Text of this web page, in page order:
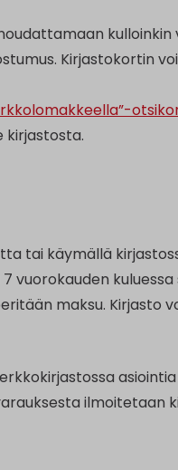
kulloinkin
Kirjastokortin
kirjastosta.
tai käymällä
vuorokauden
maksu. Kirjasto
ilmoitetaan